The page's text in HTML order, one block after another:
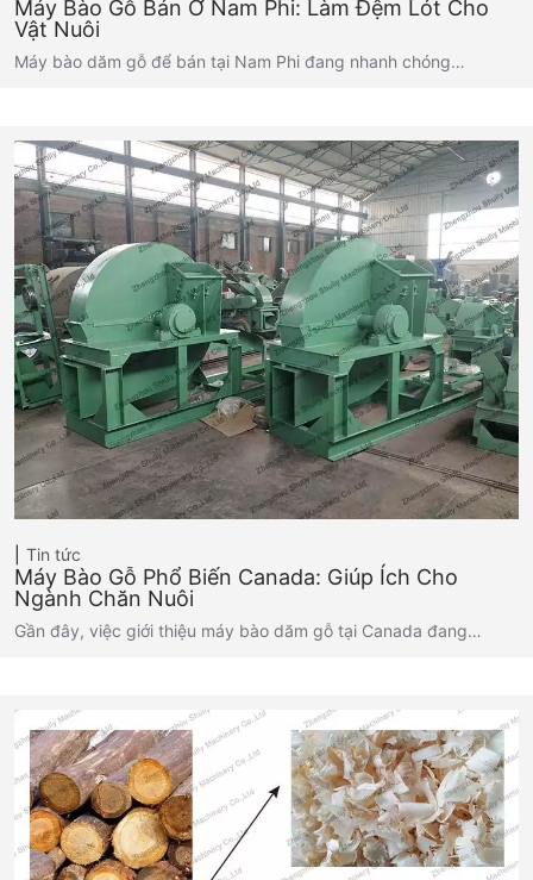
Máy Bào Gỗ Bán Ở Nam Phi: Làm Đệm Lót Cho
Vật Nuôi
Máy bào dăm gỗ để bán tại Nam Phi đang nhanh chóng…
Tin tức
Máy Bào Gỗ Phổ Biến Canada: Giúp Ích Cho
Ngành Chăn Nuôi
Gần đây, việc giới thiệu máy bào dăm gỗ tại Canada đang…